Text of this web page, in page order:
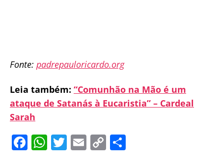
Fonte: padrepauloricardo.org
Leia também: “Comunhão na Mão é um
ataque de Satanás à Eucaristia” – Cardeal
Sarah
F W T E C